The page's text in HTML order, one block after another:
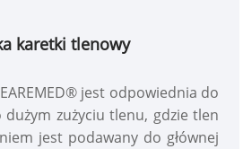
karetki tlenowy
jest odpowiednia do
zużyciu tlenu, gdzie tlen
jest podawany do głównej